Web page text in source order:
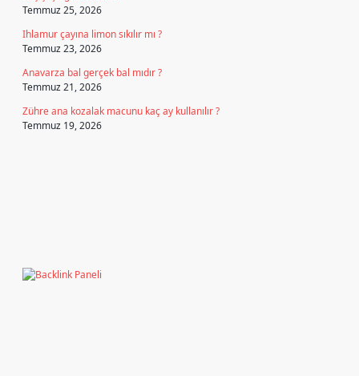
Temmuz 25, 2026
Ihlamur çayına limon sıkılır mı ?
Temmuz 23, 2026
Anavarza bal gerçek bal mıdır ?
Temmuz 21, 2026
Zühre ana kozalak macunu kaç ay kullanılır ?
Temmuz 19, 2026